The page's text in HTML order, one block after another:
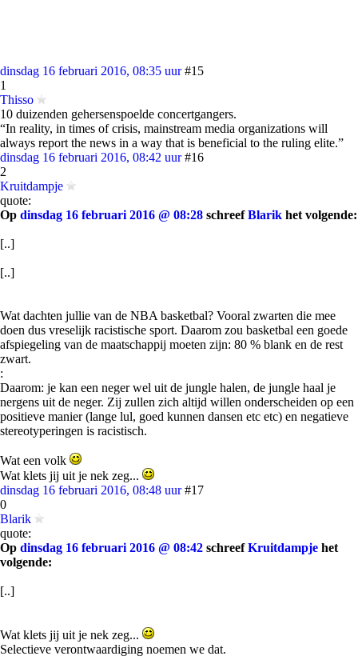
dinsdag 16 februari 2016, 08:35 uur #15
1
Thisso
10 duizenden gehersenspoelde concertgangers.
“In reality, in times of crisis, mainstream media organizations will
always report the news in a way that is beneficial to the ruling elite.”
dinsdag 16 februari 2016, 08:42 uur #16
2
Kruitdampje
quote:
Op dinsdag 16 februari 2016 @ 08:28 schreefBlarik het volgende:
[..]
[..]
Wat dachten jullie van de NBA basketbal? Vooral zwarten die mee
doen dus vreselijk racistische sport. Daarom zou basketbal een goede
afspiegeling van de maatschappij moeten zijn: 80 % blank en de rest
zwart.
:
Daarom: je kan een neger wel uit de jungle halen, de jungle haal je
nergens uit de neger. Zij zullen zich altijd willen onderscheiden op een
positieve manier (lange lul, goed kunnen dansen etc etc) en negatieve
stereotyperingen is racistisch.
Wat een volk
Wat klets jij uit je nek zeg...
dinsdag 16 februari 2016, 08:48 uur #17
0
Blarik
quote:
Op dinsdag 16 februari 2016 @ 08:42 schreefKruitdampje het
volgende:
[..]
Wat klets jij uit je nek zeg...
Selectieve verontwaardiging noemen we dat.